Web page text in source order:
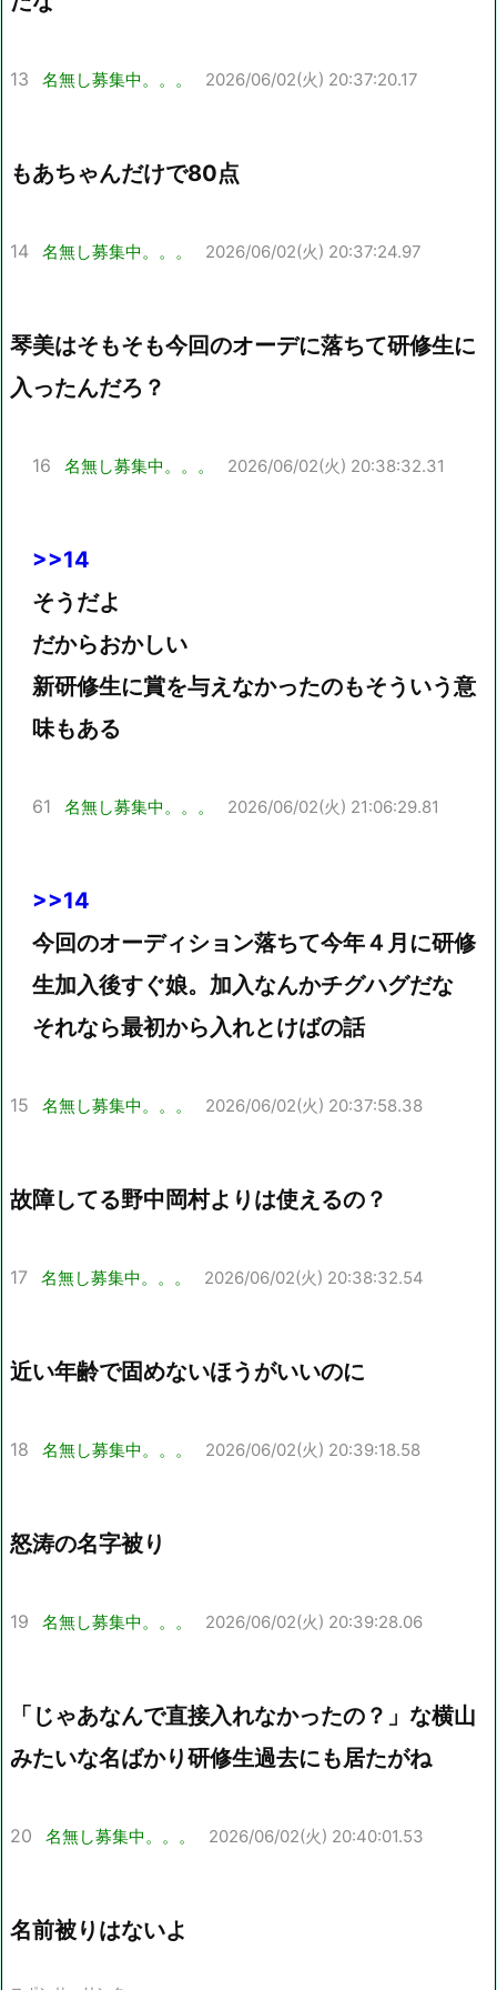
13 名無し募集中。。。 2026/06/02(火) 20:37:20.17
もあちゃんだけで80点
14 名無し募集中。。。 2026/06/02(火) 20:37:24.97
琴美はそもそも今回のオーデに落ちて研修生に
入ったんだろ？
16 名無し募集中。。。 2026/06/02(火) 20:38:32.31
>>14
そうだよ
だからおかしい
新研修生に賞を与えなかったのもそういう意
味もある
61 名無し募集中。。。 2026/06/02(火) 21:06:29.81
>>14
今回のオーディション落ちて今年４月に研修
生加入後すぐ娘。加入なんかチグハグだな
それなら最初から入れとけばの話
15 名無し募集中。。。 2026/06/02(火) 20:37:58.38
故障してる野中岡村よりは使えるの？
17 名無し募集中。。。 2026/06/02(火) 20:38:32.54
近い年齢で固めないほうがいいのに
18 名無し募集中。。。 2026/06/02(火) 20:39:18.58
怒涛の名字被り
19 名無し募集中。。。 2026/06/02(火) 20:39:28.06
「じゃあなんで直接入れなかったの？」な横山
みたいな名ばかり研修生過去にも居たがね
20 名無し募集中。。。 2026/06/02(火) 20:40:01.53
名前被りはないよ